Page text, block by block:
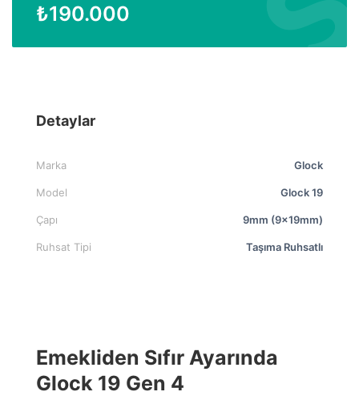
₺190.000
Detaylar
Marka Glock
Model Glock 19
Çapı 9mm (9x19mm)
Ruhsat Tipi Taşıma Ruhsatlı
Emekliden Sıfır Ayarında
Glock 19 Gen 4